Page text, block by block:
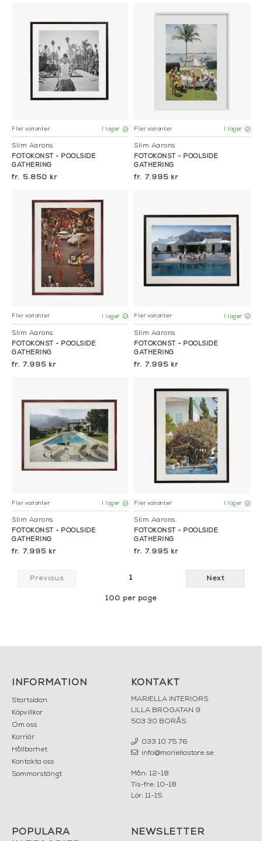
Fler varianter I lager
Slim Aarons
FOTOKONST - POOLSIDE
GATHERING
5.850 kr
Fler varianter I lager
Slim Aarons
FOTOKONST - POOLSIDE
GATHERING
7.995 kr
Fler varianter I lager
Slim Aarons
FOTOKONST - POOLSIDE
GATHERING
7.995 kr
Fler varianter I lager
Slim Aarons
FOTOKONST - POOLSIDE
GATHERING
7.995 kr
Fler varianter I lager
Slim Aarons
FOTOKONST - POOLSIDE
GATHERING
7.995 kr
Fler varianter I lager
Slim Aarons
FOTOKONST - POOLSIDE
GATHERING
7.995 kr
Previous 1 Next
100 per page
INFORMATION
Startsidan
Köpvillkor
Om oss
Karriär
Hållbarhet
Kontakta oss
Sommarstängt
KONTAKT
MARIELLA INTERIORS
LILLA BROGATAN 9
503 30 BORÅS
033 10 75 76
info@mariellastore.se
Mån: 12-18
Tis-fre: 10-18
Lör: 11-15
POPULÄRA
NEWSLETTER